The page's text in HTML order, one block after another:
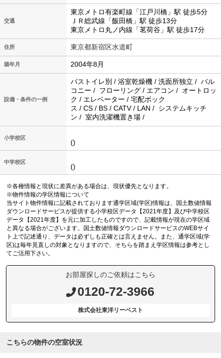
交通
東京メトロ有楽町線「江戸川橋」駅 徒歩5分
ＪＲ総武線「飯田橋」駅 徒歩13分
東京メトロ丸ノ内線「茗荷谷」駅 徒歩17分
住所 東京都新宿区水道町
築年月 2004年8月
設備・条件の一例
バストイレ別 / 浴室乾燥機 / 洗面所独立 / バル
コニー / フローリング / エアコン / オートロッ
ク / エレベーター / 宅配ボック
ス / CS / BS / CATV / LAN / システムキッチ
ン / 室内洗濯機置き場 /
小学校区
()
中学校区
()
※各種情報と現状に差異がある場合は、現状優先となります。
※物件情報の学区情報について
当サイト物件情報に記載されております通学区域(学区)情報は、国土数値情報
ダウンロードサービスが提供する小学校区データ【2021年度】及び中学校区
データ【2021年度】を元に加工したものですので、記載情報が現在の学区域
と異なる場合がございます。国土数値情報ダウンロードサービスのWEBサイ
ト上で記述通り、データは必ずしも正確とは言えません。また、通学区域(学
区)は毎年見直しの対象となりますので、そちらを踏まえ学区情報は参考とし
てご活用下さい。
お部屋探しのご依頼はこちら
0120-72-3966
株式会社東洋リーベスト
こちらの物件の空室状況